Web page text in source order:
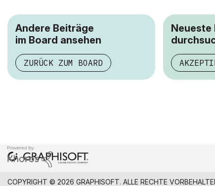
Andere Beiträge
im Board ansehen
ZURÜCK ZUM BOARD
Neueste
COPYRIGHT © 2026 GRAPHISOFT. ALLE RECHTE